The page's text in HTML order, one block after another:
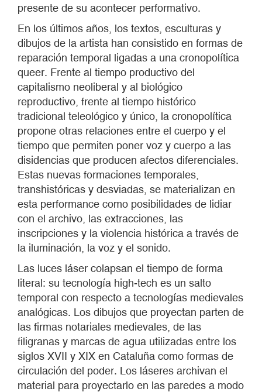
presente de su acontecer performativo.
En los últimos años, los textos, esculturas y
dibujos de la artista han consistido en formas de
reparación temporal ligadas a una cronopolítica
queer. Frente al tiempo productivo del
capitalismo neoliberal y al biológico
reproductivo, frente al tiempo histórico
tradicional teleológico y único, la cronopolítica
propone otras relaciones entre el cuerpo y el
tiempo que permiten poner voz y cuerpo a las
disidencias que producen afectos diferenciales.
Estas nuevas formaciones temporales,
transhistóricas y desviadas, se materializan en
esta performance como posibilidades de lidiar
con el archivo, las extracciones, las
inscripciones y la violencia histórica a través de
la iluminación, la voz y el sonido.
Las luces láser colapsan el tiempo de forma
literal: su tecnología high-tech es un salto
temporal con respecto a tecnologías medievales
analógicas. Los dibujos que proyectan parten de
las firmas notariales medievales, de las
filigranas y marcas de agua utilizadas entre los
siglos XVII y XIX en Cataluña como formas de
circulación del poder. Los láseres archivan el
material para proyectarlo en las paredes a modo